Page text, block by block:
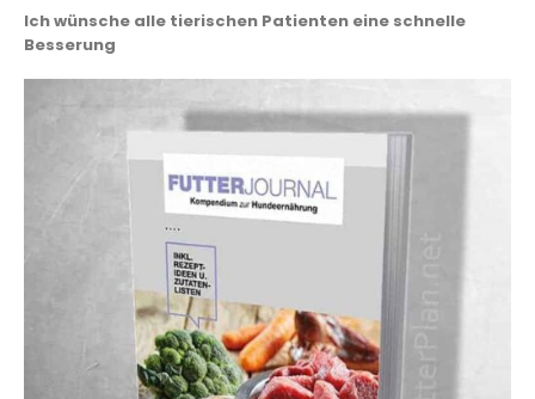
Ich wünsche alle tierischen Patienten eine schnelle
Besserung